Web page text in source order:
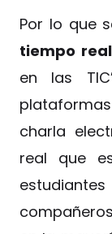
Por lo que
tiempo
en las
charla
real que